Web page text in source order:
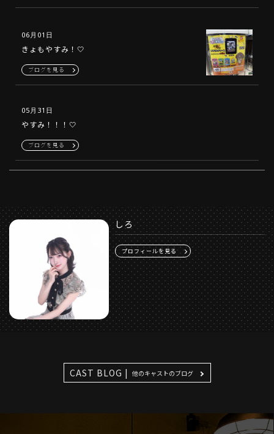
06月01日
きょもやすみ！🤍
ブログを見る
05月31日
やすみ！！！🤍
ブログを見る
しろ
プロフィールを見る
CAST BLOG | 他のキャストのブログ